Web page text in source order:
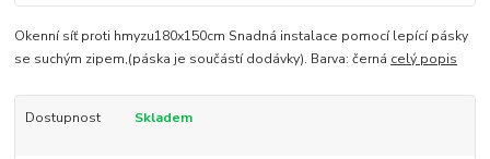
Okenní síť proti hmyzu180x150cm Snadná instalace pomocí lepící pásky
se suchým zipem,(páska je součástí dodávky). Barva: černá celý popis
Dostupnost Skladem